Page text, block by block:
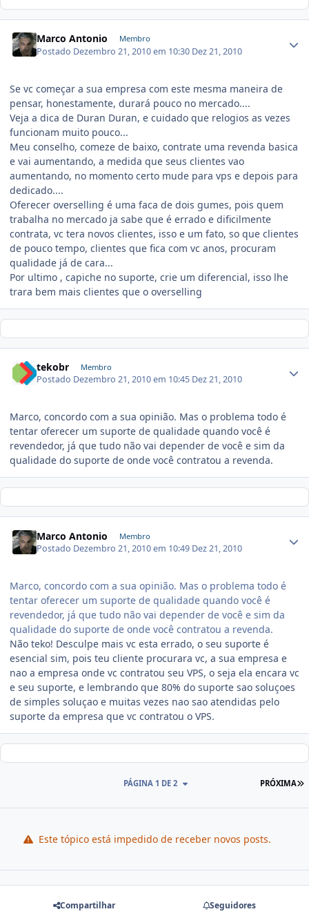
Marco Antonio Membro
Postado Dezembro 21, 2010 em 10:30 Dez 21, 2010
Se vc começar a sua empresa com este mesma maneira de
pensar, honestamente, durará pouco no mercado....
Veja a dica de Duran Duran, e cuidado que relogios as vezes
funcionam muito pouco...
Meu conselho, comeze de baixo, contrate uma revenda basica
e vai aumentando, a medida que seus clientes vao
aumentando, no momento certo mude para vps e depois para
dedicado....
Oferecer overselling é uma faca de dois gumes, pois quem
trabalha no mercado ja sabe que é errado e dificilmente
contrata, vc tera novos clientes, isso e um fato, so que clientes
de pouco tempo, clientes que fica com vc anos, procuram
qualidade já de cara...
Por ultimo , capiche no suporte, crie um diferencial, isso lhe
trara bem mais clientes que o overselling
tekobr Membro
Postado Dezembro 21, 2010 em 10:45 Dez 21, 2010
Marco, concordo com a sua opinião. Mas o problema todo é
tentar oferecer um suporte de qualidade quando você é
revendedor, já que tudo não vai depender de você e sim da
qualidade do suporte de onde você contratou a revenda.
Marco Antonio Membro
Postado Dezembro 21, 2010 em 10:49 Dez 21, 2010
Marco, concordo com a sua opinião. Mas o problema todo é
tentar oferecer um suporte de qualidade quando você é
revendedor, já que tudo não vai depender de você e sim da
qualidade do suporte de onde você contratou a revenda.
Não teko! Desculpe mais vc esta errado, o seu suporte é
esencial sim, pois teu cliente procurara vc, a sua empresa e
nao a empresa onde vc contratou seu VPS, o seja ela encara vc
e seu suporte, e lembrando que 80% do suporte sao soluçoes
de simples soluçao e muitas vezes nao sao atendidas pelo
suporte da empresa que vc contratou o VPS.
PRÓXIMA
PÁGINA 1 DE 2
Este tópico está impedido de receber novos posts.
Compartilhar Seguidores